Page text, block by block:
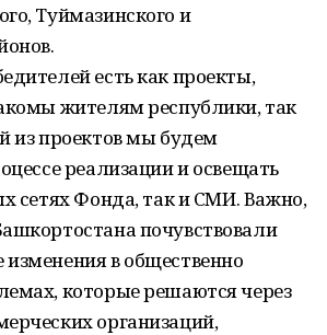
Туймазинского и
есть как проекты,
жителям республики, так
из проектов мы будем
реализации и освещать
сетях Фонда, так и СМИ. Важно,
почувствовали
в общественно
которые решаются через
организаций,